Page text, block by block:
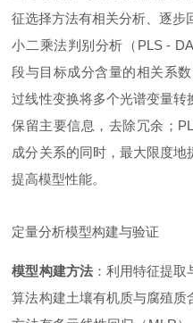
征选择方法有相关分析、逐步
小二乘法判别分析（PLS -
段与目标成分含量的相关系
过线性变换将多个光谱变量转
保留主要信息，去除冗余；
成分关系的同时，最大限度地
提高模型性能。
定量分析模型构建与验证
模型构建方法：利用特征提取
算法构建土壤有机质与腐殖质